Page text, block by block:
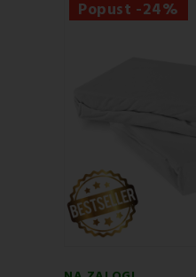
Popust -24%